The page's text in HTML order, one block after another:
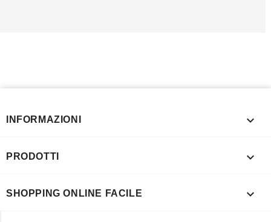
INFORMAZIONI 
PRODOTTI 
SHOPPING ONLINE FACILE 